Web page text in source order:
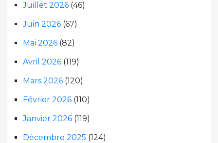
Juillet 2026 (46)
Juin 2026 (67)
Mai 2026 (82)
Avril 2026 (119)
Mars 2026 (120)
Février 2026 (110)
Janvier 2026 (119)
Décembre 2025 (124)